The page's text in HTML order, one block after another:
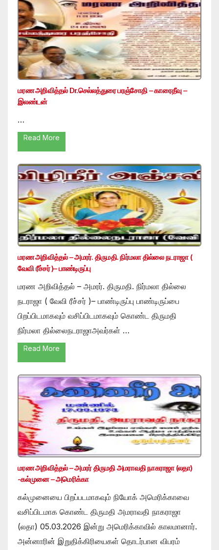
மரண அறிவித்தல் Dr.செல்லத்துரை பரஞ்சோதி – காரைதீவு –
இலண்டன்
…
Read More
மரண அறிவித்தல் – அமரர். திருமதி. நிர்மலா தில்லை நடராஜா (
வேவி ரீச்சர் )– பாண்டிருப்பு
மரண அறிவித்தல் – அமரர். திருமதி. நிர்மலா தில்லை
நடராஜா ( வேவி ரீச்சர் )– பாண்டிருப்பு பாண்டிருப்பை
பிறப்பிடமாகவும் வசிப்பிடமாகவும் கொண்ட திருமதி
நிர்மலா தில்லைநடராஜாஅவர்கள் …
Read More
மரண அறிவித்தல் – அமரர் திருமதி அமராவதி நாகராஜா (லதா)
-கல்முனை – அமெரிக்கா
கல்முனையை பிறப்படமாகவும் நியோக் அமெரிக்காவை
வசிப்பிடமாக கொண்ட திருமதி அமராவதி நாகராஜா
(லதா) 05.03.2026 இன்று அமெரிக்காவில் காலமானார்.
அன்னாரின் இறுதிக்கிரியைகள் தொடர்பான விபரம்